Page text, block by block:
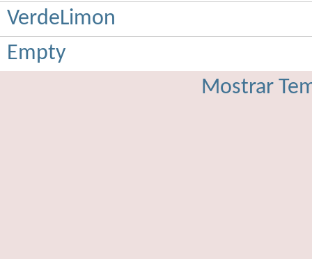
VerdeLimon
Empty
Mostrar